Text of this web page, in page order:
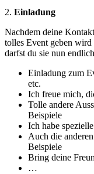
2. Einladung
Nachdem deine
tolles Event geben
darfst du sie nun
Einladung zum
etc.
Ich freue mich,
Tolle andere
Beispiele
Ich habe
Auch die
Beispiele
Bring deine
…